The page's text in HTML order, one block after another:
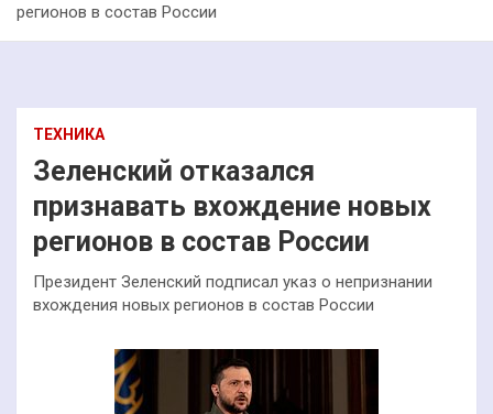
регионов в состав России
ТЕХНИКА
Зеленский отказался
признавать вхождение новых
регионов в состав России
Президент Зеленский подписал указ о непризнании
вхождения новых регионов в состав России